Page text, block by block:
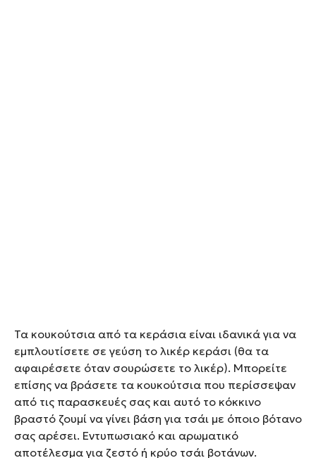
Τα κουκούτσια από τα κεράσια είναι ιδανικά για να
εμπλουτίσετε σε γεύση το λικέρ κεράσι (θα τα
αφαιρέσετε όταν σουρώσετε το λικέρ). Μπορείτε
επίσης να βράσετε τα κουκούτσια που περίσσεψαν
από τις παρασκευές σας και αυτό το κόκκινο
βραστό ζουμί να γίνει βάση για τσάι με όποιο βότανο
σας αρέσει. Εντυπωσιακό και αρωματικό
αποτέλεσμα για ζεστό ή κρύο τσάι βοτάνων.